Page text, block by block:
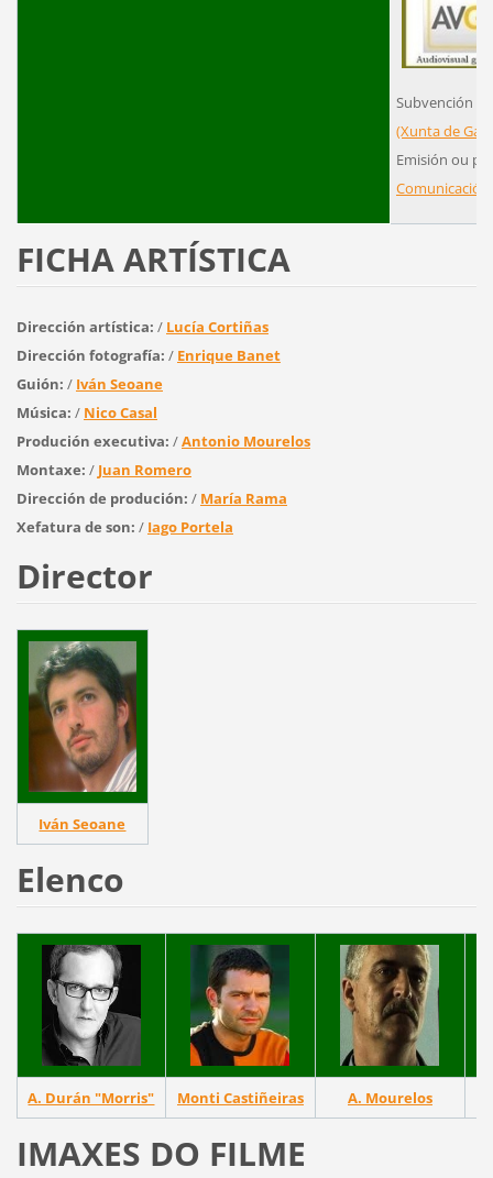
Subvención
(Xunta de
Emisión ou
Comunicación
FICHA ARTÍSTICA
Dirección artística: / Lucía Cortiñas
Dirección fotografía: / Enrique Banet
Guión: / Iván Seoane
Música: / Nico Casal
Produción executiva: /Antonio Mourelos
Montaxe: / Juan Romero
Dirección de produción: / María Rama
Xefatura de son: / Iago Portela
Director
Iván Seoane
Elenco
A. Durán "Morris" Monti Castiñeiras A. Mourelos
IMAXES DO FILME